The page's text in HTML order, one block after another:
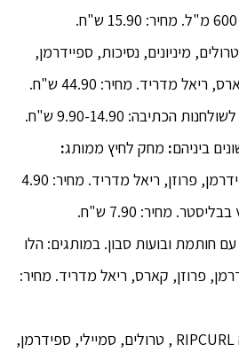
מיניונים, נסיכות, ספיידרמן,
מדריד. מחיר: 44.90 ש"ח.
הכתיבה: 9.90-14.90 ש"ח.
ביניהם: מחק לחיץ ממותג:
טרולים, סמיילי, ספידרמן, פרוזן, ריאל מדריד. מחיר: 4.90
מחיר: 7.90 ש"ח.
עם חותמת ובועות סבון. במותגים: הלו
פרוזן, קארס, ריאל מדריד. מחיר:
עט 8 צבעים: גלישה RIPCURL , טרולים, סמיילי, ספידרמן,